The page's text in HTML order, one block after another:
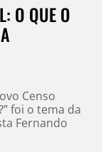
O QUE O
Censo
foi o tema da
Fernando